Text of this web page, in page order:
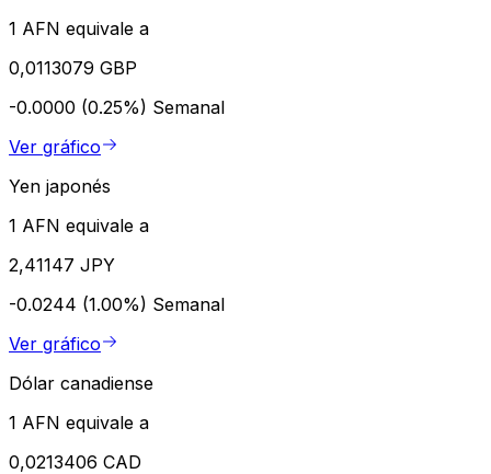
1 AFN equivale a
0,0113079 GBP
-0.0000 (0.25%) Semanal
Ver gráfico
Yen japonés
1 AFN equivale a
2,41147 JPY
-0.0244 (1.00%) Semanal
Ver gráfico
Dólar canadiense
1 AFN equivale a
0,0213406 CAD